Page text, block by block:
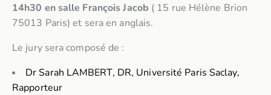
14h30 en salle François Jacob ( 15 rue Hélène Brion
75013 Paris) et sera en anglais.
Le jury sera composé de :
Dr Sarah LAMBERT, DR, Université Paris Saclay,
Rapporteur